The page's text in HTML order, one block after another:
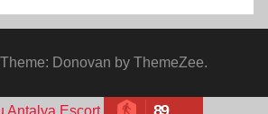
Donovan by ThemeZee.
Antalya Escort